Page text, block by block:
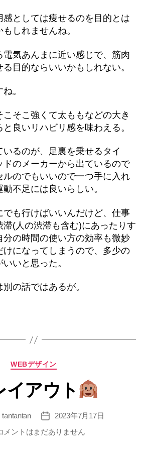
感としては痩せるのを目的とは
しれませんね。
電気あんまに近い感じで、筋肉
目的ならいいかもしれない。
。
そこ強くて太ももなどの大き
良いリハビリ感を味わえる。
るのが、足裏を乗せるタイ
ドのメーカーから出ているので
ルのでもいいので一つ手に入れ
不足には良いらしい。
でも行けばいいんだけど、仕事
滞(人の渋滞も含む)にあったりす
分の時間の使い方の効率も微妙
けになってしまうので、多少の
いと思った。
の話ではあるが。
カ
ゴ
リ
WEBデザイン
イアウト
tantantan
投
稿
日
2023年7月17日
メントはまだありません